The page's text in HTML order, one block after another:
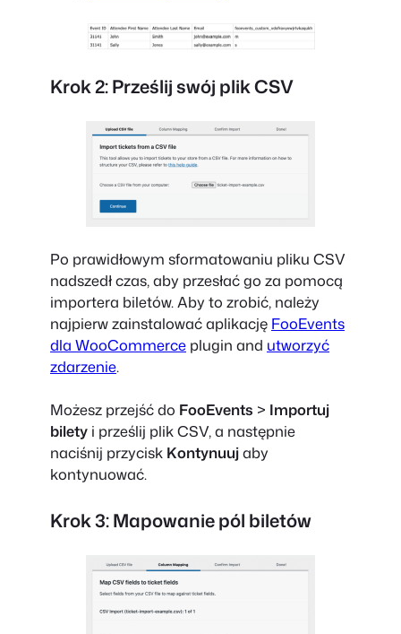
Krok 2: Prześlij swój plik CSV
Po prawidłowym sformatowaniu pliku CSV
nadszedł czas, aby przesłać go za pomocą
importera biletów. Aby to zrobić, należy
najpierw zainstalować aplikację FooEvents
dla WooCommerce plugin and utworzyć
zdarzenie.
Możesz przejść do FooEvents > Importuj
bilety i prześlij plik CSV, a następnie
naciśnij przycisk Kontynuujaby
kontynuować.
Krok 3: Mapowanie pól biletów